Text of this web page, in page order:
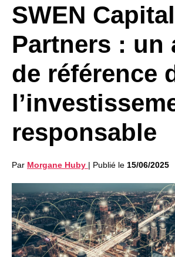
SWEN Capital
Partners : un
de référence
responsable
Par Morgane Huby | Publié le 15/06/2025